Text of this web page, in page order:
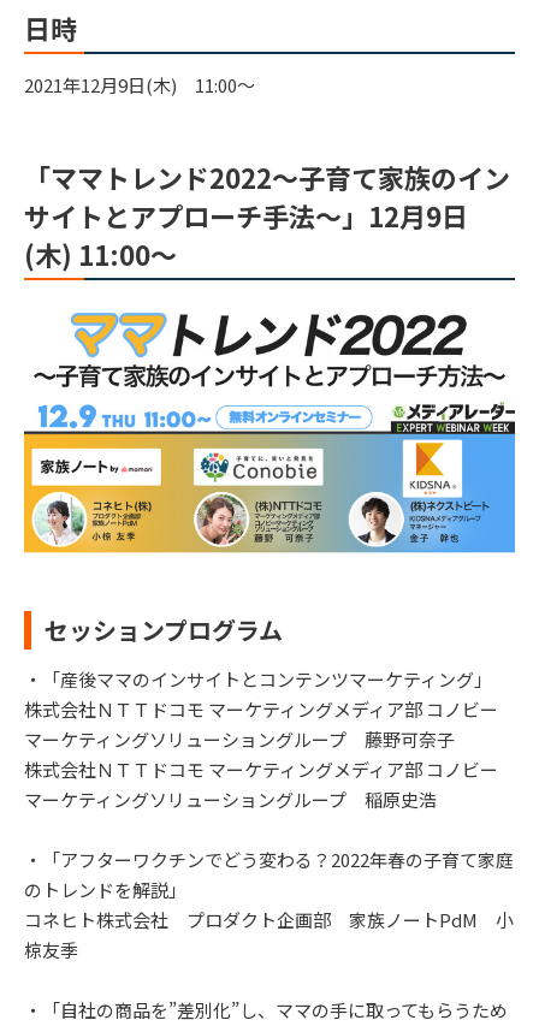
日時
2021年12月9日(木) 11:00～
「ママトレンド2022～子育て家族のイン
サイトとアプローチ手法～」12月9日
(木) 11:00～
セッションプログラム
・「産後ママのインサイトとコンテンツマーケティング」
株式会社ＮＴＴドコモ マーケティングメディア部 コノビー
マーケティングソリューショングループ 藤野可奈子
株式会社ＮＴＴドコモ マーケティングメディア部 コノビー
マーケティングソリューショングループ 稲原史浩
・「アフターワクチンでどう変わる？2022年春の子育て家庭
のトレンドを解説」
コネヒト株式会社 プロダクト企画部 家族ノートPdM 小
椋友季
・「自社の商品を”差別化”し、ママの手に取ってもらうため